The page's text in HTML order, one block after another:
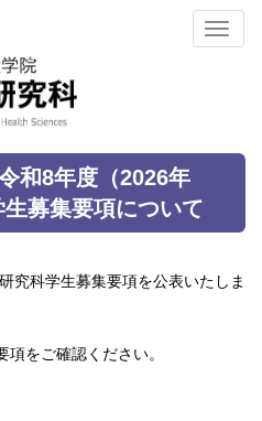
和8年度（2026年
募集要項について
究科学生募集要項を公表いたしま
項をご確認ください。